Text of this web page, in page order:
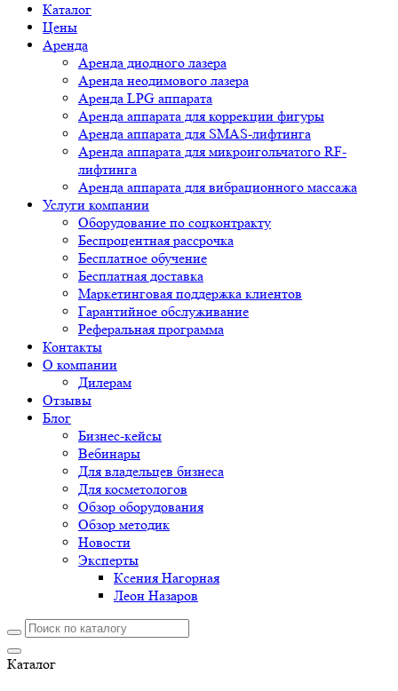
Каталог
Цены
Аренда
Аренда диодного лазера
Аренда неодимового лазера
Аренда LPG аппарата
Аренда аппарата для коррекции фигуры
Аренда аппарата для SMAS-лифтинга
Аренда аппарата для микроигольчатого RF-
лифтинга
Аренда аппарата для вибрационного массажа
Услуги компании
Оборудование по соцконтракту
Беспроцентная рассрочка
Бесплатное обучение
Бесплатная доставка
Маркетинговая поддержка клиентов
Гарантийное обслуживание
Реферальная программа
Контакты
О компании
Дилерам
Отзывы
Блог
Бизнес-кейсы
Вебинары
Для владельцев бизнеса
Для косметологов
Обзор оборудования
Обзор методик
Новости
Эксперты
Ксения Нагорная
Леон Назаров
Каталог